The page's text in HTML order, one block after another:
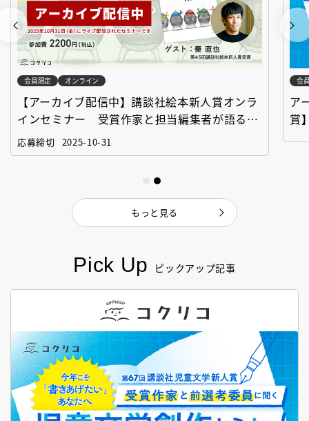
Pick Up ピックアップ記事
会員限定 オンライン
【アーカイブ配信中】講談社絵本新人賞オンラ
インセミナー 受賞作家と担当編集者が語る
「絵本創作実践講座」
応募締切 2025-10-31
会
ア
賞
もっと見る